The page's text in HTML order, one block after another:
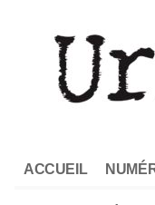
ACCUEIL